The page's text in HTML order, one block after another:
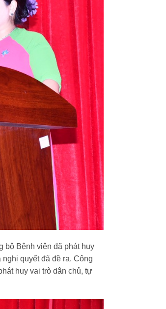
bộ Bệnh viện đã phát huy
quyết đã đề ra. Công
huy vai trò dân chủ, tự